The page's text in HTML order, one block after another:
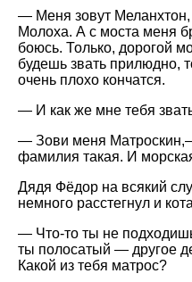
— Меня зовут
Молоха. А с моста меня
боюсь. Только, дорогой
будешь звать прилюдно,
очень плохо кончатся.
— И как же мне тебя
— Зови меня
фамилия такая. И
Дядя Фёдор на всякий
немного расстегнул и
— Что-то ты не
ты полосатый — другое
Какой из тебя матрос?